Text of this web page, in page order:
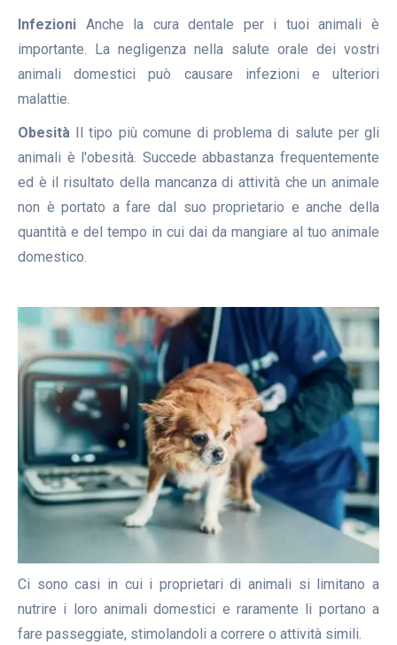
Infezioni Anche la cura dentale per i tuoi animali è
importante. La negligenza nella salute orale dei vostri
animali domestici può causare infezioni e ulteriori
malattie.
Obesità Il tipo più comune di problema di salute per gli
animali è l'obesità. Succede abbastanza frequentemente
ed è il risultato della mancanza di attività che un animale
non è portato a fare dal suo proprietario e anche della
quantità e del tempo in cui dai da mangiare al tuo animale
domestico.
Ci sono casi in cui i proprietari di animali si limitano a
nutrire i loro animali domestici e raramente li portano a
fare passeggiate, stimolandoli a correre o attività simili.